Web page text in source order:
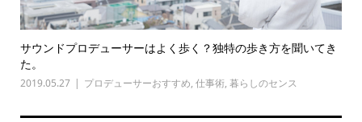
サウンドプロデューサーはよく歩く？独特の歩き方を聞いてき
た。
2019.05.27 プロデューサーおすすめ, 仕事術, 暮らしのセンス